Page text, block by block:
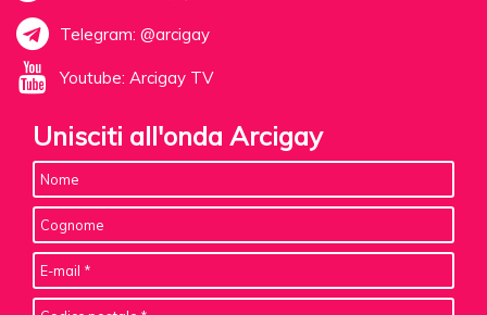
Telegram: @arcigay
Youtube: Arcigay TV
Unisciti all'onda Arcigay